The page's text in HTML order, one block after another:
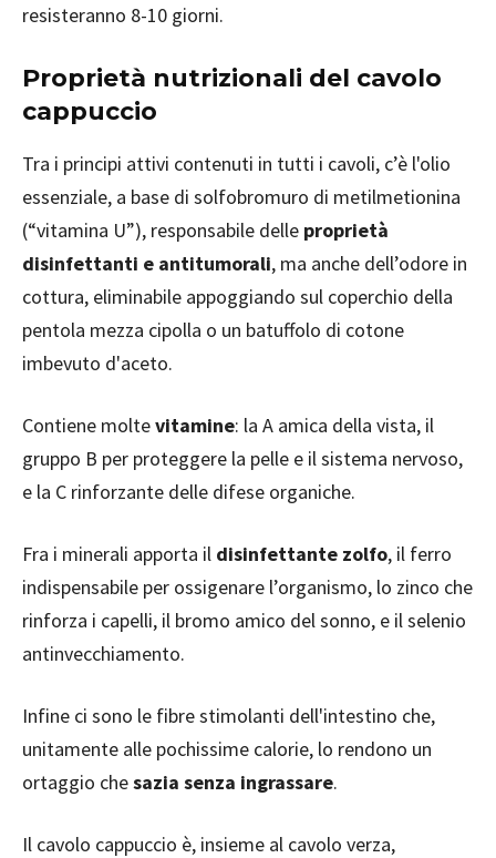
resisteranno 8-10 giorni.
Proprietà nutrizionali del cavolo
cappuccio
Tra i principi attivi contenuti in tutti i cavoli, c’è l'olio
essenziale, a base di solfobromuro di metilmetionina
(“vitamina U”), responsabile delle proprietà
disinfettanti e antitumorali, ma anche dell’odore in
cottura, eliminabile appoggiando sul coperchio della
pentola mezza cipolla o un batuffolo di cotone
imbevuto d'aceto.
Contiene moltevitamine: la A amica della vista, il
gruppo B per proteggere la pelle e il sistema nervoso,
e la C rinforzante delle difese organiche.
Fra i minerali apporta il disinfettante zolfo, il ferro
indispensabile per ossigenare l’organismo, lo zinco che
rinforza i capelli, il bromo amico del sonno, e il selenio
antinvecchiamento.
Infine ci sono le fibre stimolanti dell'intestino che,
unitamente alle pochissime calorie, lo rendono un
ortaggio chesazia senza ingrassare.
Il cavolo cappuccio è, insieme al cavolo verza,